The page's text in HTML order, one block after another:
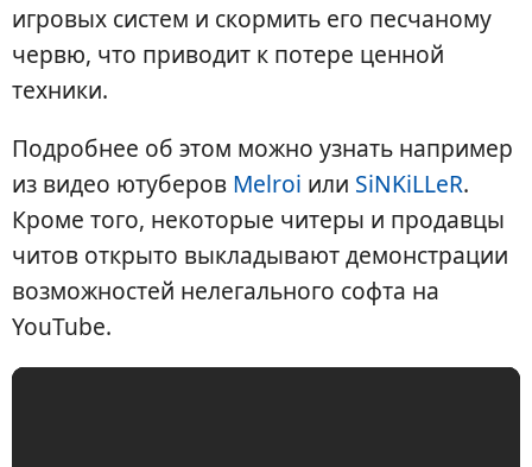
игровых систем и скормить его песчаному
червю, что приводит к потере ценной
техники.
Подробнее об этом можно узнать например
из видео ютуберов Melroi или SiNKiLLeR.
Кроме того, некоторые читеры и продавцы
читов открыто выкладывают демонстрации
возможностей нелегального софта на
YouTube.